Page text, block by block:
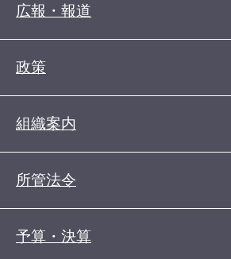
広報・報道
政策
組織案内
所管法令
予算・決算